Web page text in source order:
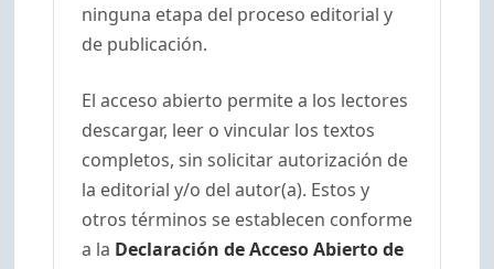
ninguna etapa del proceso editorial y
de publicación.
El acceso abierto permite a los lectores
descargar, leer o vincular los textos
completos, sin solicitar autorización de
la editorial y/o del autor(a). Estos y
otros términos se establecen conforme
a la Declaración de Acceso Abierto de